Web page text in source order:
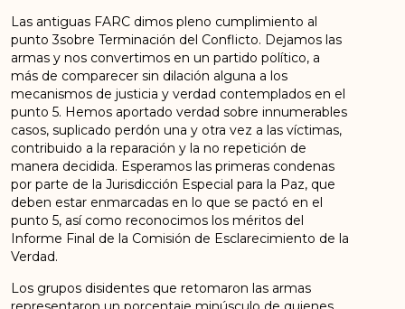
Las antiguas FARC dimos pleno cumplimiento al
punto 3sobre Terminación del Conflicto. Dejamos las
armas y nos convertimos en un partido político, a
más de comparecer sin dilación alguna a los
mecanismos de justicia y verdad contemplados en el
punto 5. Hemos aportado verdad sobre innumerables
casos, suplicado perdón una y otra vez a las víctimas,
contribuido a la reparación y la no repetición de
manera decidida. Esperamos las primeras condenas
por parte de la Jurisdicción Especial para la Paz, que
deben estar enmarcadas en lo que se pactó en el
punto 5, así como reconocimos los méritos del
Informe Final de la Comisión de Esclarecimiento de la
Verdad.
Los grupos disidentes que retomaron las armas